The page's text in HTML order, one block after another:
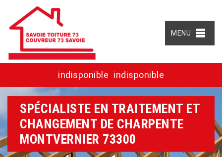
MENU
indisponible indisponible
SPÉCIALISTE EN TRAITEMENT ET
CHANGEMENT DE CHARPENTE
MONTVERNIER 73300